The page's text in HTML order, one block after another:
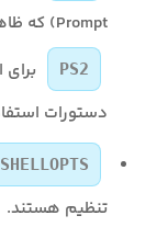
Prompt) که ظاهر پیام اولیه شِل را مشخص می‌کند.
PS2
دستورات
SHELLOPTS
تنظیم هستند.